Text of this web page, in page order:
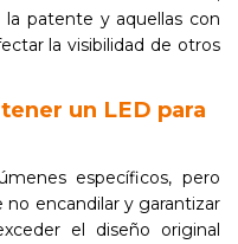
patente y aquellas con
la visibilidad de otros
un LED para
específicos, pero
encandilar y garantizar
el diseño original